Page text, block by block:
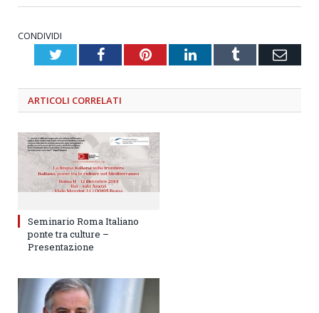
CONDIVIDI
TwitterFacebookPinterestLinkedInTumblr
ARTICOLI CORRELATI
Seminario Roma Italiano
ponte tra culture –
Presentazione